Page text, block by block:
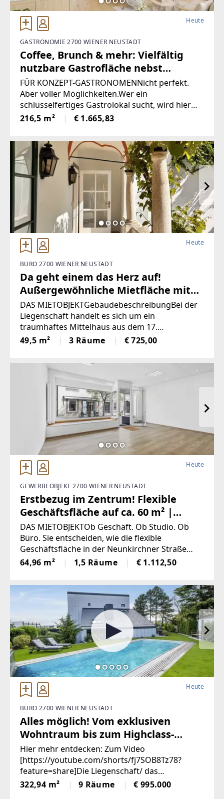
Heute
GASTRONOMIE 2700 WIENER NEUSTADT
Coffee, Brunch & mehr: Vielfältig
nutzbare Gastrofläche nebst
Hauptplatz mit großem
Lagerbereich | Sofort anmietbar
FÜR KONZEPT-GASTRONOMENNicht perfekt.
Aber voller Möglichkeiten.Wer ein
schlüsselfertiges Gastrolokal sucht, wird hier
nicht fündig. Wer hingegen das Potenzial
erkennt, aus einer unscheinbaren Fläche einen
216,5 m² € 1.665,83
Heute
BÜRO 2700 WIENER NEUSTADT
Da geht einem das Herz auf!
Außergewöhnliche Mietfläche mit
schattigem Arkadengang | 3
Zimmer | Nächst Hauptplatz
DAS MIETOBJEKTGebäudebeschreibungBei der
Liegenschaft handelt es sich um ein
traumhaftes Mittelhaus aus dem 17.
Jahrhundert – in ausgezeichneter Zentrumslage
von Wiener Neustadt. Im Zuge der
49,5 m² 3 Räume € 725,00
Heute
GEWERBEOBJEKT 2700 WIENER NEUSTADT
Erstbezug im Zentrum! Flexible
Geschäftsfläche auf ca. 60 m² |
Sofort verfügbar |
Parkplatzanmietung möglich
DAS MIETOBJEKTOb Geschäft. Ob Studio. Ob
Büro. Sie entscheiden, wie die flexible
Geschäftsfläche in der Neunkirchner Straße
zum Leben erwachen darf. Frisch saniert und
mit großer Auslagenfront bieten die insgesamt
64,96 m² 1,5 Räume € 1.112,50
Heute
BÜRO 2700 WIENER NEUSTADT
Alles möglich! Vom exklusiven
Wohntraum bis zum Highclass-
Firmenstandort (oder beides in
einem) | Designerhaus mit
traumhaftem Garten |
Edelstahlpool, Sauna, Weinkeller |
Hier mehr entdecken: Zum Video
[https://youtube.com/shorts/fj7SOB8Tz78?
feature=share]Die Liegenschaft/ das
ObjektAußergewöhnlich, spannend, nachhaltig
– so präsentiert sich diese nach Süden
322,94 m² 9 Räume € 995.000